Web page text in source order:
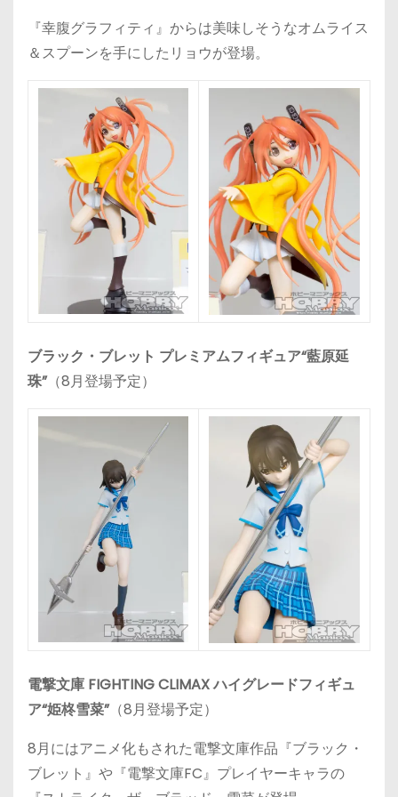
『幸腹グラフィティ』からは美味しそうなオムライス
＆スプーンを手にしたリョウが登場。
ブラック・ブレット プレミアムフィギュア“藍原延
珠”（8月登場予定）
電撃文庫 FIGHTING CLIMAX ハイグレードフィギュ
ア“姫柊雪菜”（8月登場予定）
8月にはアニメ化もされた電撃文庫作品『ブラック・
ブレット』や『電撃文庫FC』プレイヤーキャラの